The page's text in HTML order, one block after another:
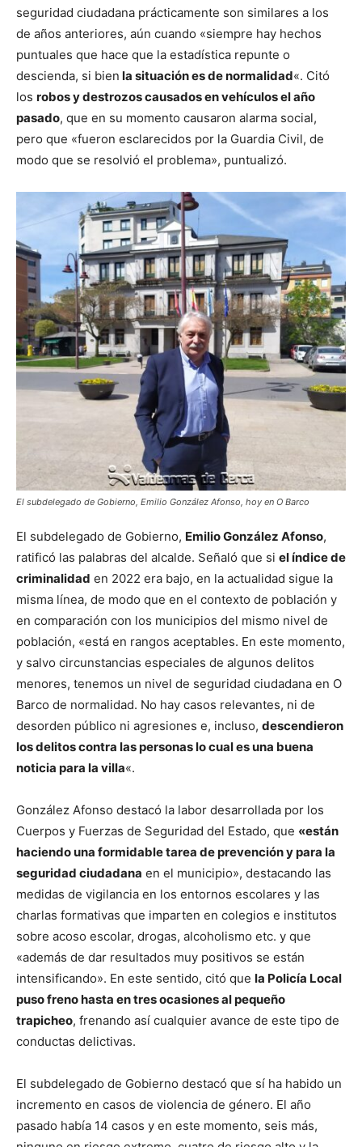
seguridad ciudadana prácticamente son similares a los
de años anteriores, aún cuando «siempre hay hechos
puntuales que hace que la estadística repunte o
descienda, si bien la situación es de normalidad«. Citó
los robos y destrozos causados en vehículos el año
pasado, que en su momento causaron alarma social,
pero que «fueron esclarecidos por la Guardia Civil, de
modo que se resolvió el problema», puntualizó.
El subdelegado de Gobierno, Emilio González Afonso, hoy en O Barco
El subdelegado de Gobierno, Emilio González Afonso,
ratificó las palabras del alcalde. Señaló que si el índice de
criminalidad en 2022 era bajo, en la actualidad sigue la
misma línea, de modo que en el contexto de población y
en comparación con los municipios del mismo nivel de
población, «está en rangos aceptables. En este momento,
y salvo circunstancias especiales de algunos delitos
menores, tenemos un nivel de seguridad ciudadana en O
Barco de normalidad. No hay casos relevantes, ni de
desorden público ni agresiones e, incluso, descendieron
los delitos contra las personas lo cual es una buena
noticia para la villa«.
González Afonso destacó la labor desarrollada por los
Cuerpos y Fuerzas de Seguridad del Estado, que «están
haciendo una formidable tarea de prevención y para la
seguridad ciudadana en el municipio», destacando las
medidas de vigilancia en los entornos escolares y las
charlas formativas que imparten en colegios e institutos
sobre acoso escolar, drogas, alcoholismo etc. y que
«además de dar resultados muy positivos se están
intensificando». En este sentido, citó que la Policía Local
puso freno hasta en tres ocasiones al pequeño
trapicheo, frenando así cualquier avance de este tipo de
conductas delictivas.
El subdelegado de Gobierno destacó que sí ha habido un
incremento en casos de violencia de género. El año
pasado había 14 casos y en este momento, seis más,